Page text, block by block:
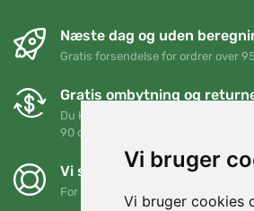
Vi bruger
Vi bruger cookies
Næste dag og uden
Gratis forsendelse for ordrer over
Gratis ombytning og
Du kan returnere eller bytte din
90 dage
Vi støtter Trees.org
For hver ordre planter vi et træ! Læs